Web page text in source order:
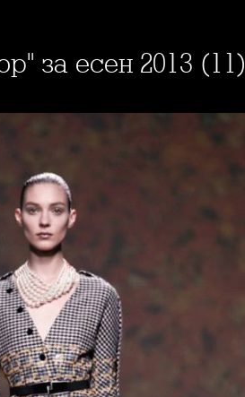
за есен 2013 (11)